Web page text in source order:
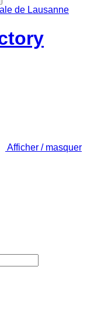
Afficher / masquer